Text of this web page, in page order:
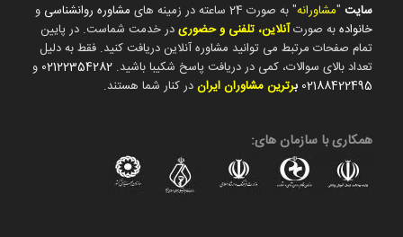
سایت"مشاورانه" به صورت 24 ساعته در زمینه های مشاوره روانشناسی و
خانوادهبه صورتآنلاین، تلفنی و حضوریدر خدمت شماست. در پایین
تمام صفحات مرتبط می توانید مشاوره آنلاین دریافت کنید. فقط به دلیل
تعداد بالای سوالات، کمی در دریافت پاسخ شکیبا باشید. 02122354282 و
02188422495 برترین مشاوران ایراندر کنار شما هستند.
همکاری با سازمان های: